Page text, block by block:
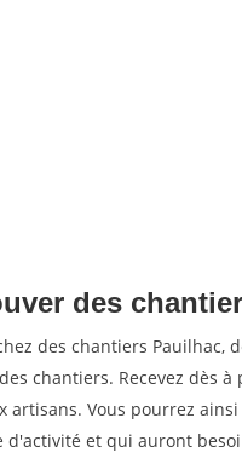
des
des chantiers Pauilhac,
chantiers. Recevez dès
Vous pourrez
d'activité et qui auront